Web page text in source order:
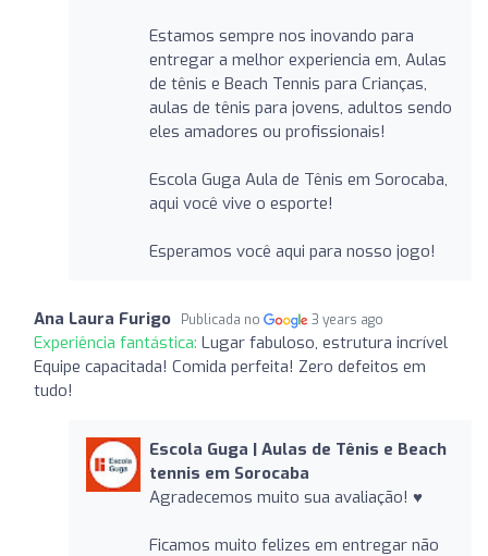
Estamos sempre nos inovando para
entregar a melhor experiencia em, Aulas
de tênis e Beach Tennis para Crianças,
aulas de tênis para jovens, adultos sendo
eles amadores ou profissionais!
Escola Guga Aula de Tênis em Sorocaba,
aqui você vive o esporte!
Esperamos você aqui para nosso jogo!
Ana Laura Furigo Publicada no 3 years ago
Experiência fantástica: Lugar fabuloso, estrutura incrível
Equipe capacitada! Comida perfeita! Zero defeitos em
tudo!
Escola Guga | Aulas de Tênis e Beach
tennis em Sorocaba
Agradecemos muito sua avaliação! ♥️
Ficamos muito felizes em entregar não